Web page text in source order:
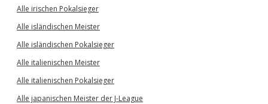
Alle irischen Pokalsieger
Alle isländischen Meister
Alle isländischen Pokalsieger
Alle italienischen Meister
Alle italienischen Pokalsieger
Alle japanischen Meister der J-League